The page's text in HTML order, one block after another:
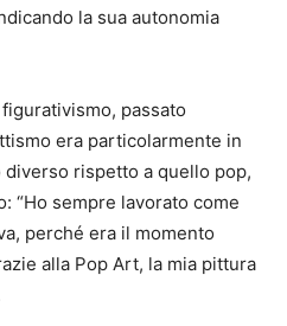
la sua autonomia
passato
era particolarmente in
rispetto a quello pop,
“Ho sempre lavorato come
perché era il momento
alla Pop Art, la mia pittura